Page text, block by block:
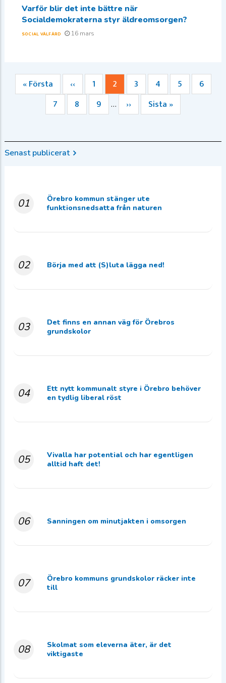
Varför blir det inte bättre när
Socialdemokraterna styr äldreomsorgen?
SOCIAL VÄLFÄRD 16 mars
Paginering
Första
sidan
« Första
Föregående
sida
‹‹ Sida
1
Nuvarande
sida
2 Sida
3 Sida
4 Sida
5 Sida
6
Sida
7 Sida
8 Sida
9 …
Nästa
sida
››
Sista
sidan
Sista »
Senast publicerat
01
Örebro kommun stänger ute
funktionsnedsatta från naturen
02 Börja med att (S)luta lägga ned!
03
Det finns en annan väg för Örebros
grundskolor
04
Ett nytt kommunalt styre i Örebro behöver
en tydlig liberal röst
05
Vivalla har potential och har egentligen
alltid haft det!
06 Sanningen om minutjakten i omsorgen
07
Örebro kommuns grundskolor räcker inte
till
08
Skolmat som eleverna äter, är det
viktigaste